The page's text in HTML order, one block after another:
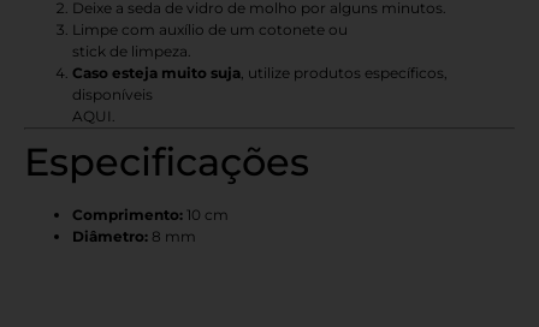
Deixe a seda de vidro de molho por alguns minutos.
Limpe com auxílio de um cotonete ou
stick de limpeza
Caso esteja muito suja , utilize produtos específicos,
disponíveis
AQUI
Especificações
Comprimento: 10 cm
Diâmetro: 8 mm